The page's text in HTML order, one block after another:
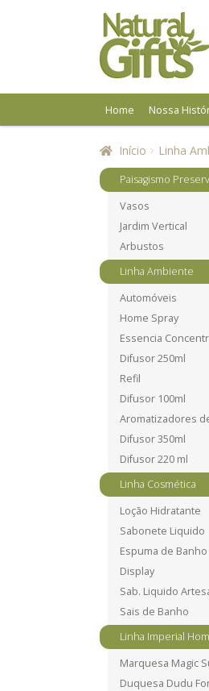
Pular
para
navegação
Pular
para
o
conteúdo
Home Nossa
Início Linha
Paisagismo
Vasos
Jardim Vertical
Arbustos
Linha Ambiente
Automóveis
Home Spray
Essencia
Difusor 250ml
Refil
Difusor 100ml
Aromatizadores
Difusor 350ml
Difusor 220 ml
Linha Cosmética
Loção Hidratante
Sabonete Liquido
Espuma de Banho
Display
Sab. Liquido
Sais de Banho
Linha Imperial
Marquesa Magic
Duquesa Dudu